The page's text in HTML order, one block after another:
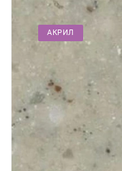
АКРИЛ